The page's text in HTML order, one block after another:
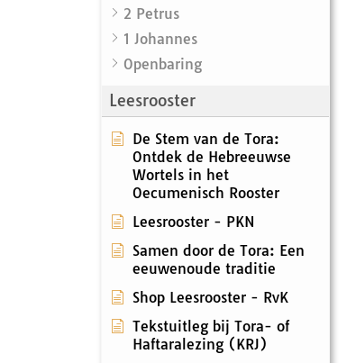
2 Petrus
1 Johannes
Openbaring
Leesrooster
De Stem van de Tora:
Ontdek de Hebreeuwse
Wortels in het
Oecumenisch Rooster
Leesrooster - PKN
Samen door de Tora: Een
eeuwenoude traditie
Shop Leesrooster - RvK
Tekstuitleg bij Tora- of
Haftaralezing (KRJ)